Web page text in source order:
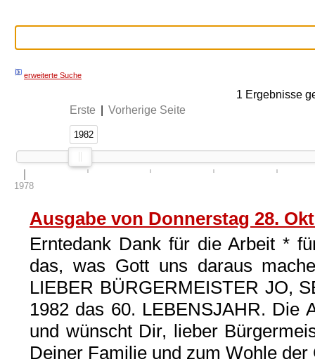
erweiterte Suche
1 Ergebnisse
Erste
Vorherige Seite
1982
1982
1978
Ausgabe von Donnerstag 28.
Erntedank Dank für die Arbeit *
das, was Gott uns daraus
LIEBER BÜRGERMEISTER JO,
1982 das 60. LEBENSJAHR. Die
und wünscht Dir, lieber
Deiner Familie und zum Wohle der